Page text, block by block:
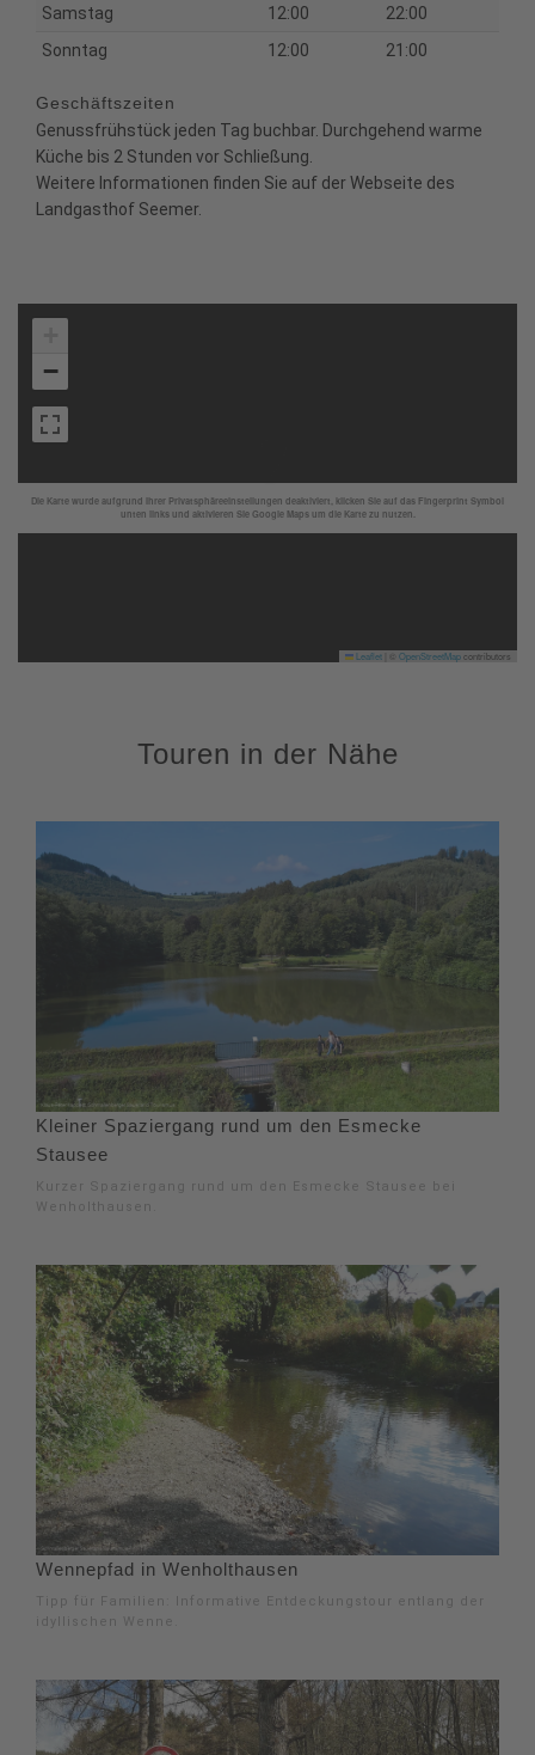
Samstag 12:00
22:00
Sonntag
12:00 21:00
Geschäftszeiten
Genussfrühstück jeden Tag buchbar. Durchgehend warme
Küche bis 2 Stunden vor Schließung.
Weitere Informationen finden Sie auf der Webseite des
Landgasthof Seemer.
Die Karte wurde aufgrund Ihrer Privatsphäreeinstellungen deaktiviert, klicken Sie auf das Fingerprint Symbol
unten links und aktivieren Sie Google Maps um die Karte zu nutzen.
−
Leaflet OpenStreetMapcontributors
Touren in der Nähe
Kleiner Spaziergang rund um den Esmecke
Stausee
Kurzer Spaziergang rund um den Esmecke Stausee bei
Wenholthausen.
Wennepfad in Wenholthausen
Tipp für Familien: Informative Entdeckungstour entlang der
idyllischen Wenne.